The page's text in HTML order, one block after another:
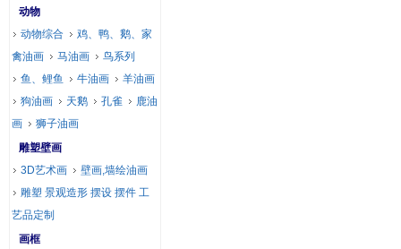
动物
动物综合
鸡、鸭、鹅、家
禽油画
马油画
鸟系列
鱼、鲤鱼
牛油画
羊油画
狗油画
天鹅 孔雀
鹿油
画
狮子油画
雕塑壁画
3D艺术画
壁画,墙绘油画
雕塑 景观造形 摆设 摆件 工
艺品定制
画框